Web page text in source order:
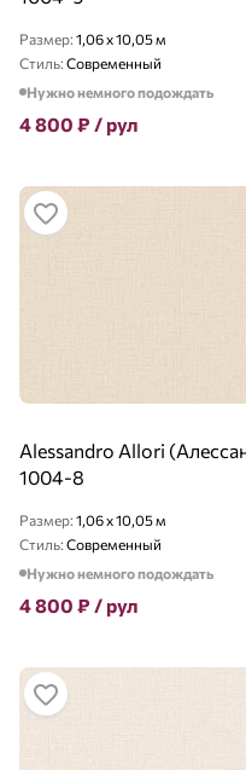
Размер: 1,06 x 10,05 м
Стиль: Современный
Нужно немного подождать
4 800 ₽ / рул
Alessandro Allori
1004-8
Размер: 1,06 x 10,05 м
Стиль: Современный
Нужно немного подождать
4 800 ₽ / рул